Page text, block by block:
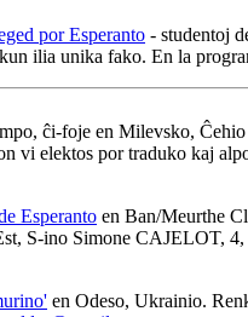
por Esperanto - studentoj
ilia unika fako. En la
ĉi-foje en Milevsko,
vi elektos por traduko kaj
Esperanto en Ban/Meurthe
S-ino Simone CAJELOT,
en Odeso, Ukrainio.